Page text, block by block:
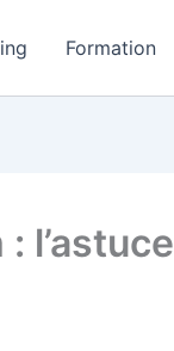
Formation
l’astuce